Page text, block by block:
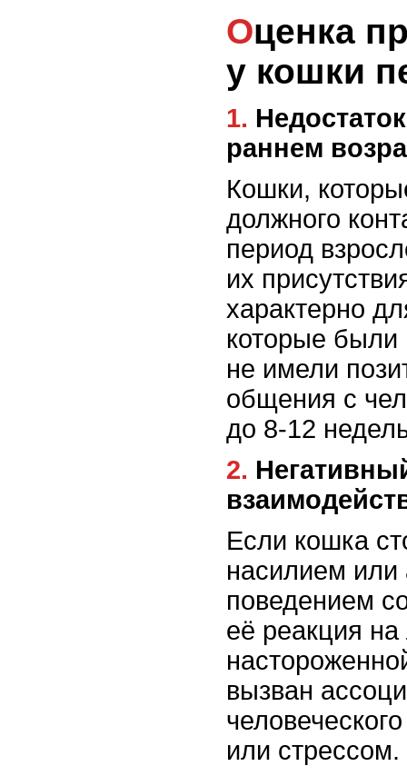
Оценка причин страха
у кошки
1. Недостаток социализации в
раннем
Кошки,
должного
период
их
характерно
которые были
не имели
общения с
до 8-12
2. Негативный опыт
Если кошка
насилием или
поведением
её реакция
вызван
или стрессом.